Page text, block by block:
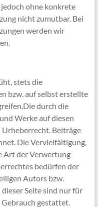
ohne konkrete
nicht zumutbar. Bei
werden wir
stets die
bzw. auf selbst erstellte
durch die
Werke auf diesen
Beiträge
Die Vervielfältigung,
Art der Verwertung
bedürfen der
Autors bzw.
Seite sind nur für
gestattet.